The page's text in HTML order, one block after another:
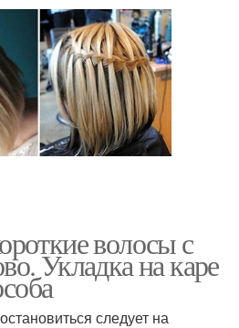
волосы с
Укладка на каре
следует на